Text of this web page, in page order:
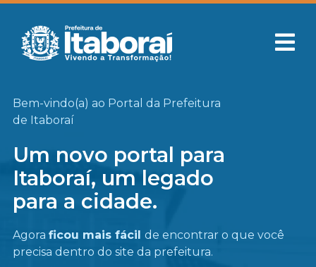
Bem-vindo(a) ao Portal da Prefeitura
de Itaboraí
Um novo portal para
Itaboraí, um legado
para a cidade.
Agora ficou mais fácil de encontrar o que você
precisa dentro do site da prefeitura.